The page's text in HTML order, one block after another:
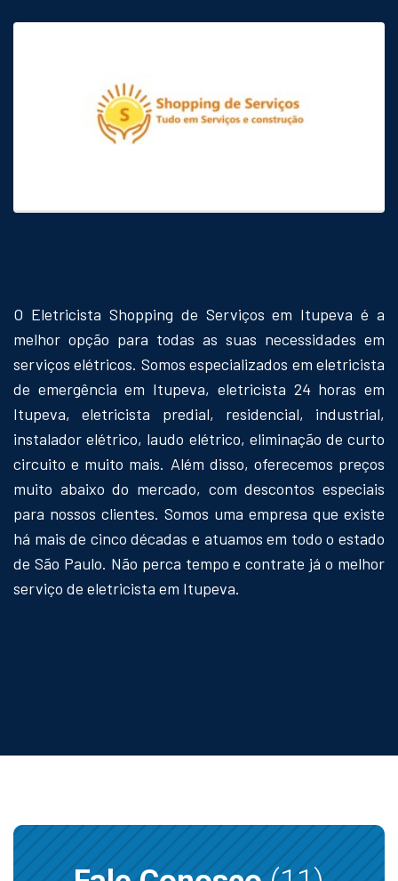
O Eletricista Shopping de Serviços em Itupeva é a
melhor opção para todas as suas necessidades em
serviços elétricos. Somos especializados em eletricista
de emergência em Itupeva, eletricista 24 horas em
Itupeva, eletricista predial, residencial, industrial,
instalador elétrico, laudo elétrico, eliminação de curto
circuito e muito mais. Além disso, oferecemos preços
muito abaixo do mercado, com descontos especiais
para nossos clientes. Somos uma empresa que existe
há mais de cinco décadas e atuamos em todo o estado
de São Paulo. Não perca tempo e contrate já o melhor
serviço de eletricista em Itupeva.